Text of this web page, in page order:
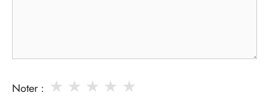
Noter : ★
★
★
★
★